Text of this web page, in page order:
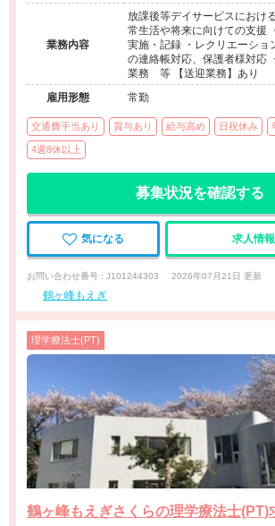
業務内容
放課後等デイサービスにおけ
常生活や将来に向けての支援
実施・記録 ・レクリエーショ
の連絡帳対応、保護者様対応
業務 等 【送迎業務】あり
雇用形態
常勤
交通費手当あり 賞与あり 給与高め 日祝休み
4週8休以上
募集状況を確認する
気になる 求人情
お問い合わせ番号 : J101244303 2026年07月21日 更新
鶴ヶ峰もえぎ
理学療法士(PT)
鶴ヶ峰もえぎさくらの理学療法士(PT)